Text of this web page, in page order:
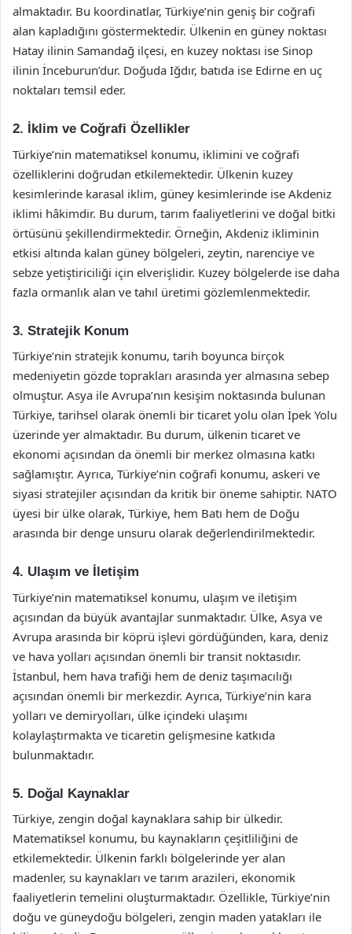
almaktadır. Bu koordinatlar, Türkiye’nin geniş bir coğrafi
alan kapladığını göstermektedir. Ülkenin en güney noktası
Hatay ilinin Samandağ ilçesi, en kuzey noktası ise Sinop
ilinin İnceburun’dur. Doğuda Iğdır, batıda ise Edirne en uç
noktaları temsil eder.
2. İklim ve Coğrafi Özellikler
Türkiye’nin matematiksel konumu, iklimini ve coğrafi
özelliklerini doğrudan etkilemektedir. Ülkenin kuzey
kesimlerinde karasal iklim, güney kesimlerinde ise Akdeniz
iklimi hâkimdir. Bu durum, tarım faaliyetlerini ve doğal bitki
örtüsünü şekillendirmektedir. Örneğin, Akdeniz ikliminin
etkisi altında kalan güney bölgeleri, zeytin, narenciye ve
sebze yetiştiriciliği için elverişlidir. Kuzey bölgelerde ise daha
fazla ormanlık alan ve tahıl üretimi gözlemlenmektedir.
3. Stratejik Konum
Türkiye’nin stratejik konumu, tarih boyunca birçok
medeniyetin gözde toprakları arasında yer almasına sebep
olmuştur. Asya ile Avrupa’nın kesişim noktasında bulunan
Türkiye, tarihsel olarak önemli bir ticaret yolu olan İpek Yolu
üzerinde yer almaktadır. Bu durum, ülkenin ticaret ve
ekonomi açısından da önemli bir merkez olmasına katkı
sağlamıştır. Ayrıca, Türkiye’nin coğrafi konumu, askeri ve
siyasi stratejiler açısından da kritik bir öneme sahiptir. NATO
üyesi bir ülke olarak, Türkiye, hem Batı hem de Doğu
arasında bir denge unsuru olarak değerlendirilmektedir.
4. Ulaşım ve İletişim
Türkiye’nin matematiksel konumu, ulaşım ve iletişim
açısından da büyük avantajlar sunmaktadır. Ülke, Asya ve
Avrupa arasında bir köprü işlevi gördüğünden, kara, deniz
ve hava yolları açısından önemli bir transit noktasıdır.
İstanbul, hem hava trafiği hem de deniz taşımacılığı
açısından önemli bir merkezdir. Ayrıca, Türkiye’nin kara
yolları ve demiryolları, ülke içindeki ulaşımı
kolaylaştırmakta ve ticaretin gelişmesine katkıda
bulunmaktadır.
5. Doğal Kaynaklar
Türkiye, zengin doğal kaynaklara sahip bir ülkedir.
Matematiksel konumu, bu kaynakların çeşitliliğini de
etkilemektedir. Ülkenin farklı bölgelerinde yer alan
madenler, su kaynakları ve tarım arazileri, ekonomik
faaliyetlerin temelini oluşturmaktadır. Özellikle, Türkiye’nin
doğu ve güneydoğu bölgeleri, zengin maden yatakları ile